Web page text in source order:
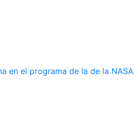
en el programa de la de la NASA